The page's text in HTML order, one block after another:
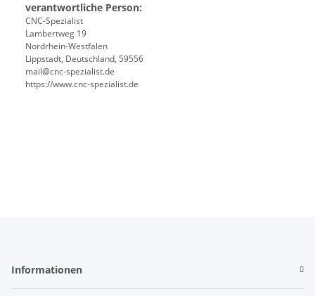
verantwortliche Person:
CNC-Spezialist
Lambertweg 19
Nordrhein-Westfalen
Lippstadt, Deutschland, 59556
mail@cnc-spezialist.de
https://www.cnc-spezialist.de
Informationen